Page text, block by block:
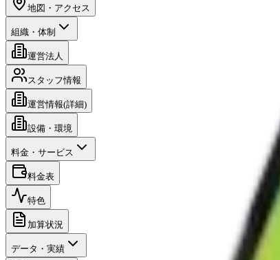
地図・アクセス
組織・体制
運営法人
スタッフ情報
運営情報(詳細)
設備・環境
料金・サービス
料金表
特色
加算状況
データ・実績